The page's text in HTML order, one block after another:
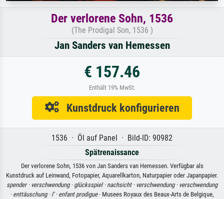
Der verlorene Sohn, 1536
(The Prodigal Son, 1536 )
Jan Sanders van Hemessen
€ 157.46
Enthält 19% MwSt.
Kunstdruck konfigurieren
1536 · Öl auf Panel · Bild-ID: 90982
Spätrenaissance
Der verlorene Sohn, 1536 von Jan Sanders van Hemessen. Verfügbar als
Kunstdruck auf Leinwand, Fotopapier, Aquarellkarton, Naturpapier oder Japanpapier.
spender · verschwendung · glücksspiel · nachsicht · verschwendung · verschwendung
· enttäuschung · l' · enfant prodigue· Musees Royaux des Beaux-Arts de Belgique,